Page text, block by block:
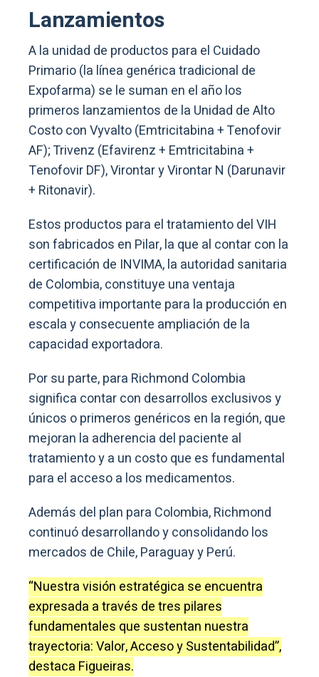
Lanzamientos
A la unidad de productos para el Cuidado
Primario (la línea genérica tradicional de
Expofarma) se le suman en el año los
primeros lanzamientos de la Unidad de Alto
Costo con Vyvalto (Emtricitabina + Tenofovir
AF); Trivenz (Efavirenz + Emtricitabina +
Tenofovir DF), Virontar y Virontar N (Darunavir
+ Ritonavir).
Estos productos para el tratamiento del VIH
son fabricados en Pilar, la que al contar con la
certificación de INVIMA, la autoridad sanitaria
de Colombia, constituye una ventaja
competitiva importante para la producción en
escala y consecuente ampliación de la
capacidad exportadora.
Por su parte, para Richmond Colombia
significa contar con desarrollos exclusivos y
únicos o primeros genéricos en la región, que
mejoran la adherencia del paciente al
tratamiento y a un costo que es fundamental
para el acceso a los medicamentos.
Además del plan para Colombia, Richmond
continuó desarrollando y consolidando los
mercados de Chile, Paraguay y Perú.
“Nuestra visión estratégica se encuentra
expresada a través de tres pilares
fundamentales que sustentan nuestra
trayectoria: Valor, Acceso y Sustentabilidad”,
destaca Figueiras.